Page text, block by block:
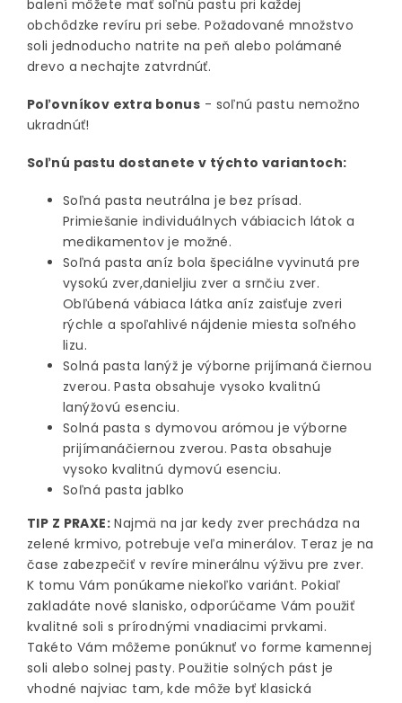
balení môžete mať soľnú pastu pri každej
obchôdzke revíru pri sebe. Požadované množstvo
soli jednoducho natrite na peň alebo polámané
drevo a nechajte zatvrdnúť.
Poľovníkov extra bonus - soľnú pastu nemožno
ukradnúť!
Soľnú pastu dostanete v týchto variantoch:
Soľná pasta neutrálna je bez prísad.
Primiešanie individuálnych vábiacich látok a
medikamentov je možné.
Soľná pasta aníz bola špeciálne vyvinutá pre
vysokú zver,danieljiu zver a srnčiu zver.
Obľúbená vábiaca látka aníz zaisťuje zveri
rýchle a spoľahlivé nájdenie miesta soľného
lizu.
Solná pasta lanýž je výborne prijímaná čiernou
zverou. Pasta obsahuje vysoko kvalitnú
lanýžovú esenciu.
Solná pasta s dymovou arómou je výborne
prijímanáčiernou zverou. Pasta obsahuje
vysoko kvalitnú dymovú esenciu.
Soľná pasta jablko
TIP Z PRAXE: Najmä na jar kedy zver prechádza na
zelené krmivo, potrebuje veľa minerálov. Teraz je na
čase zabezpečiť v revíre minerálnu výživu pre zver.
K tomu Vám ponúkame niekoľko variánt. Pokiaľ
zakladáte nové slanisko, odporúčame Vám použiť
kvalitné soli s prírodnými vnadiacimi prvkami.
Takéto Vám môžeme ponúknuť vo forme kamennej
soli alebo solnej pasty. Použitie solných pást je
vhodné najviac tam, kde môže byť klasická